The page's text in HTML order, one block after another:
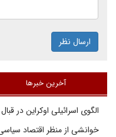
ارسال نظر
آخرین خبرها
الگوی اسرائیلی اوکراین در
خوانشی از منظر اقتصاد